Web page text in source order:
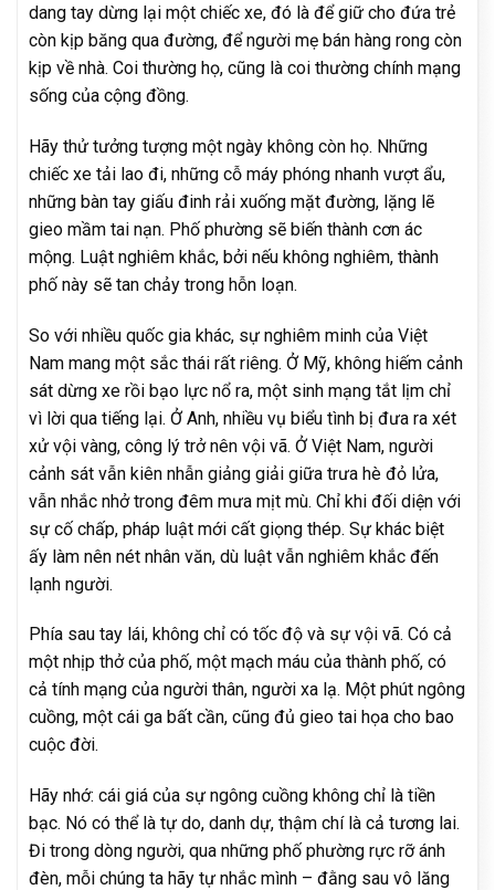
dang tay dừng lại một chiếc xe, đó là để giữ cho đứa trẻ
còn kịp băng qua đường, để người mẹ bán hàng rong còn
kịp về nhà. Coi thường họ, cũng là coi thường chính mạng
sống của cộng đồng.
Hãy thử tưởng tượng một ngày không còn họ. Những
chiếc xe tải lao đi, những cỗ máy phóng nhanh vượt ẩu,
những bàn tay giấu đinh rải xuống mặt đường, lặng lẽ
gieo mầm tai nạn. Phố phường sẽ biến thành cơn ác
mộng. Luật nghiêm khắc, bởi nếu không nghiêm, thành
phố này sẽ tan chảy trong hỗn loạn.
So với nhiều quốc gia khác, sự nghiêm minh của Việt
Nam mang một sắc thái rất riêng. Ở Mỹ, không hiếm cảnh
sát dừng xe rồi bạo lực nổ ra, một sinh mạng tắt lịm chỉ
vì lời qua tiếng lại. Ở Anh, nhiều vụ biểu tình bị đưa ra xét
xử vội vàng, công lý trở nên vội vã. Ở Việt Nam, người
cảnh sát vẫn kiên nhẫn giảng giải giữa trưa hè đỏ lửa,
vẫn nhắc nhở trong đêm mưa mịt mù. Chỉ khi đối diện với
sự cố chấp, pháp luật mới cất giọng thép. Sự khác biệt
ấy làm nên nét nhân văn, dù luật vẫn nghiêm khắc đến
lạnh người.
Phía sau tay lái, không chỉ có tốc độ và sự vội vã. Có cả
một nhịp thở của phố, một mạch máu của thành phố, có
cả tính mạng của người thân, người xa lạ. Một phút ngông
cuồng, một cái ga bất cần, cũng đủ gieo tai họa cho bao
cuộc đời.
Hãy nhớ: cái giá của sự ngông cuồng không chỉ là tiền
bạc. Nó có thể là tự do, danh dự, thậm chí là cả tương lai.
Đi trong dòng người, qua những phố phường rực rỡ ánh
đèn, mỗi chúng ta hãy tự nhắc mình – đằng sau vô lăng